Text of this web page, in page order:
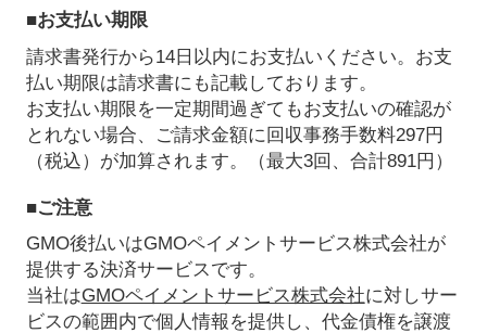
■お支払い期限
請求書発行から14日以内にお支払いください。お支
払い期限は請求書にも記載しております。
お支払い期限を一定期間過ぎてもお支払いの確認が
とれない場合、ご請求金額に回収事務手数料297円
（税込）が加算されます。（最大3回、合計891円）
■ご注意
GMO後払いはGMOペイメントサービス株式会社が
提供する決済サービスです。
当社はGMOペイメントサービス株式会社に対しサー
ビスの範囲内で個人情報を提供し、代金債権を譲渡